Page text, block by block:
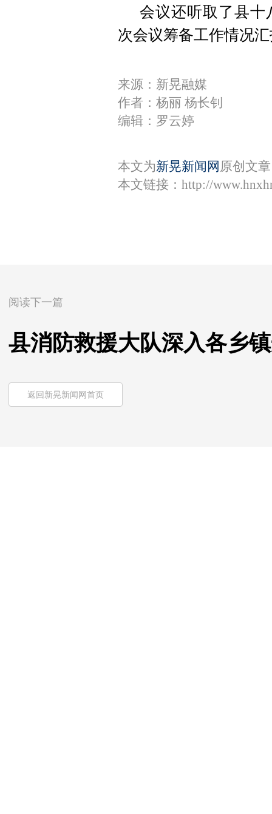
会议还听取了县十
次会议筹备工作情况
来源：新晃融媒
作者：杨丽 杨长钊
编辑：罗云婷
本文为新晃新闻网 原创文
本文链接： http://
阅读下一篇
县消防救援大队深入各乡
返回新晃新闻网首页